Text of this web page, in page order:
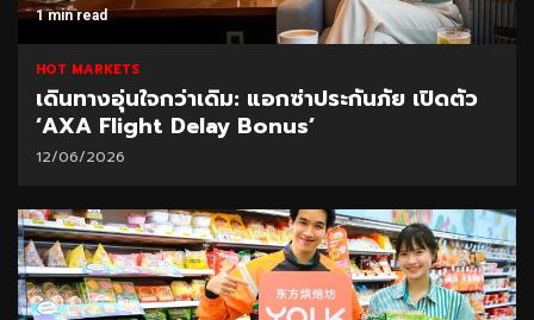
1 min read
HOT MARKETS
เดินทางอุ่นใจกว่าเดิม: แอกซ่าประกันภัย เปิดตัว
‘AXA Flight Delay Bonus’
12/06/2026